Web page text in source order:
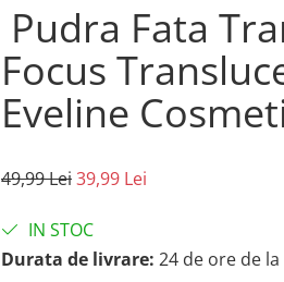
Pudra Fata
Focus
Eveline
49,99 Lei39,99 Lei
IN STOC
Durata de livrare: 24 de ore de